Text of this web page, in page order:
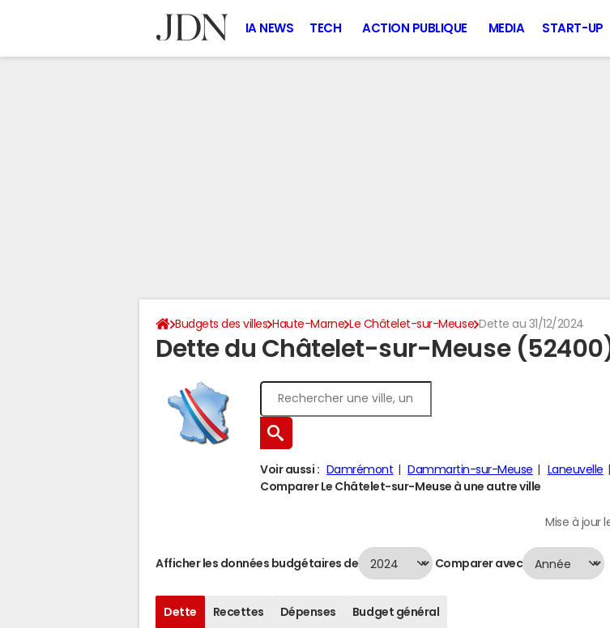
IA NEWS TECH ACTION PUBLIQUE MEDIA START-UP
Budgets des villes Haute-Marne Le Châtelet-sur-Meuse Dette au 31/12/2024
Dette du Châtelet-sur-Meuse
Voir aussi : Damrémont Dammartin-sur-Meuse
Laneuvelle
Comparer Le Châtelet-sur-Meuse à une autre ville
Mise à jour
Afficher les données budgétaires de Comparer avec
Dette Recettes Dépenses Budget général